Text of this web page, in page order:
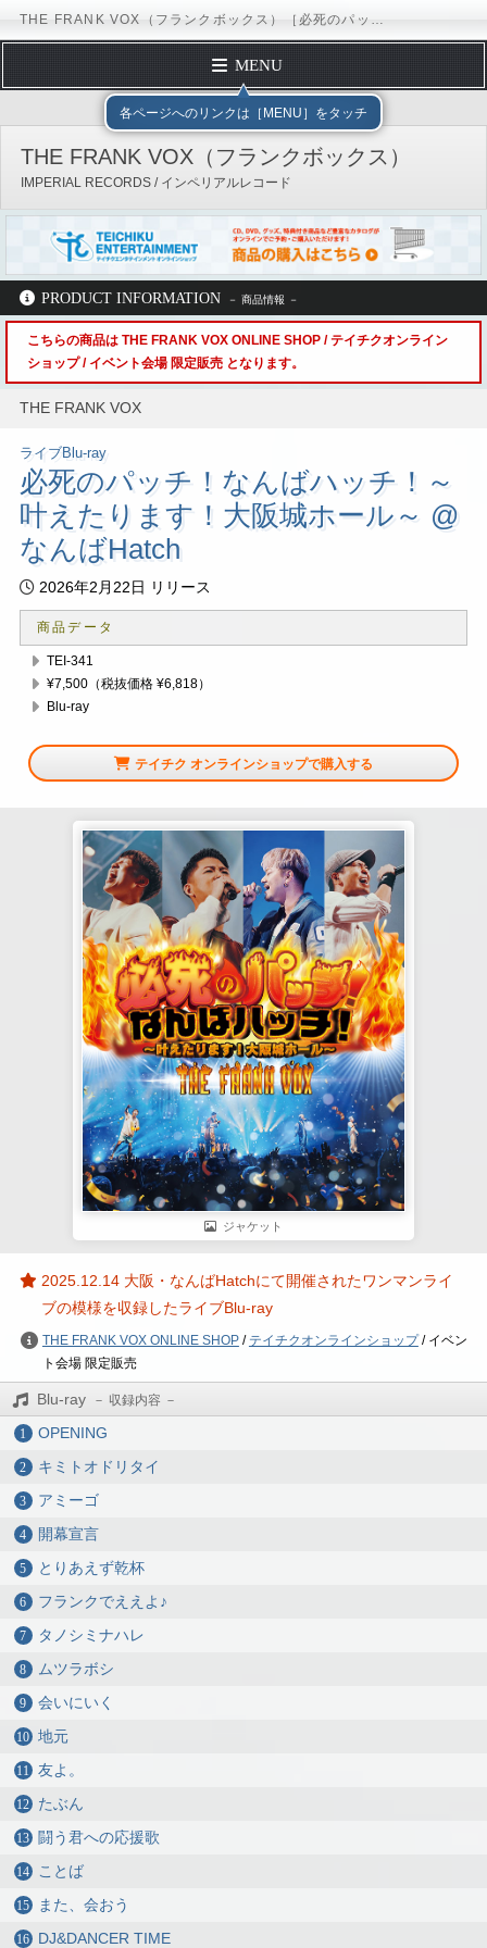
THE FRANK VOX（フランクボックス）［必死のパッチ！なんばハッチ！～叶えたります！大阪城ホール～ @なんばHatch：TEI-341］ / IMPERIAL RECORDS
MENU
TOP PAGE
DISCOGRAPHY
FORM MAIL
LINE
Facebook
YouTubeチャンネル
テイチクオンラインショッピング
テイチクエンタテインメント IMPERIAL RECORDS
各ページへのリンクは［MENU］をタッチ
テイチクエンタテインメント IMPERIAL RECORDS
THE FRANK VOX（フランクボックス）
IMPERIAL RECORDS / インペリアルレコード
PRODUCT INFORMATION
こちらの商品は THE FRANK VOX ONLINE SHOP / テイチクオンライン
ショップ / イベント会場 限定販売 となります。
THE FRANK VOX
ライブBlu-ray
必死のパッチ！なんばハッチ！～
叶えたります！大阪城ホール～ @
なんばHatch
2026年2月22日 リリース
商品データ
TEI-341
¥7,500（税抜価格 ¥6,818）
Blu-ray
テイチク オンラインショップで購入する
ジャケット
2025.12.14 大阪・なんばHatchにて開催されたワンマンライ
ブの模様を収録したライブBlu-ray
THE FRANK VOX ONLINE SHOP/ テイチクオンラインショップ/ イベン
ト会場 限定販売
Blu-ray
OPENING
キミトオドリタイ
アミーゴ
開幕宣言
とりあえず乾杯
フランクでええよ♪
タノシミナハレ
ムツラボシ
会いにいく
地元
友よ。
たぶん
闘う君への応援歌
ことば
また、会おう
DJ&DANCER TIME